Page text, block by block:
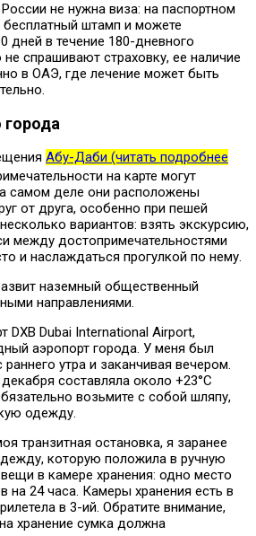
не нужна виза: на паспортном
бесплатный штамп и можете
дней в течение 180-дневного
спрашивают страховку, ее наличие
в ОАЭ, где лечение может быть
города
Абу-Даби (читать подробнее
на карте могут
самом деле они расположены
от друга, особенно при пешей
вариантов: взять экскурсию,
между достопримечательностями
и наслаждаться прогулкой по нему.
наземный общественный
направлениями.
DXB Dubai International Airport,
аэропорт города. У меня был
утра и заканчивая вечером.
составляла около +23°C
возьмите с собой шляпу,
одежду.
транзитная остановка, я заранее
которую положила в ручную
в камере хранения: одно место
на 24 часа. Камеры хранения есть в
в 3-ий. Обратите внимание,
хранение сумка должна